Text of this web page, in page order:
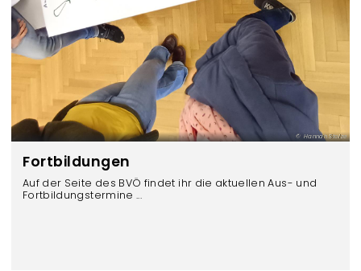
Hannah Stolze
Fortbildungen
Auf der Seite des BVÖ findet ihr die aktuellen Aus- und
Fortbildungstermine ...